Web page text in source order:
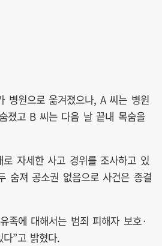
병원으로 옮겨졌으나, A 씨는 병원
졌고 B 씨는 다음 날 끝내 목숨을
자세한 사고 경위를 조사하고 있
숨져 공소권 없음으로 사건은 종결
족에 대해서는 범죄 피해자 보호·
”고 밝혔다.